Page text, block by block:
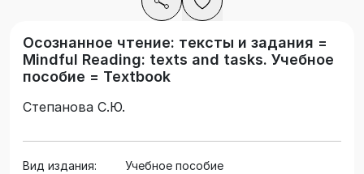
Осознанное чтение: тексты и задания =
Mindful Reading: texts and tasks. Учебное
пособие = Textbook
Степанова С.Ю.
Вид издания:
Учебное пособие